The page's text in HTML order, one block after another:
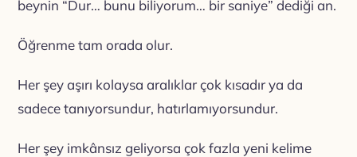
beynin “Dur… bunu biliyorum… bir saniye” dediği an.
Öğrenme tam orada olur.
Her şey aşırı kolaysa aralıklar çok kısadır ya da
sadece tanıyorsundur, hatırlamıyorsundur.
Her şey imkânsız geliyorsa çok fazla yeni kelime